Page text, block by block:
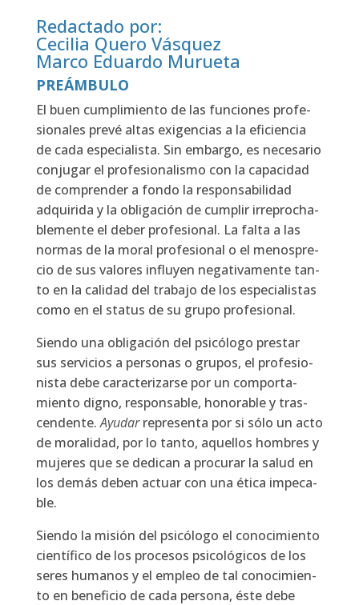
Redactado por:
Cecilia Quero Vásquez
Marco Eduardo Murueta
PREÁMBULO
El buen cum­pli­mien­to de las fun­cio­nes pro­fe­
sio­na­les pre­vé altas exi­gen­cias a la efi­cien­cia
de cada espe­cia­lis­ta. Sin embar­go, es nece­sa­rio
con­ju­gar el pro­fe­sio­na­lis­mo con la capa­ci­dad
de com­pren­der a fon­do la res­pon­sa­bi­li­dad
adqui­ri­da y la obli­ga­ción de cum­plir irre­pro­cha­
ble­men­te el deber pro­fe­sio­nal. La fal­ta a las
nor­mas de la moral pro­fe­sio­nal o el menos­pre­
cio de sus valo­res influ­yen nega­ti­va­men­te tan­
to en la cali­dad del tra­ba­jo de los espe­cia­lis­tas
como en el sta­tus de su gru­po pro­fe­sio­nal.
Sien­do una obli­ga­ción del psi­có­lo­go pres­tar
sus ser­vi­cios a per­so­nas o gru­pos, el pro­fe­sio­
nis­ta debe carac­te­ri­zar­se por un com­por­ta­
mien­to digno, res­pon­sa­ble, hono­ra­ble y tras­
cen­den­te.Ayu­darrepre­sen­ta por si sólo un acto
de mora­li­dad, por lo tan­to, aque­llos hom­bres y
muje­res que se dedi­can a pro­cu­rar la salud en
los demás deben actuar con una éti­ca impe­ca­
ble.
Sien­do la misión del psi­có­lo­go el cono­ci­mien­to
cien­tí­fi­co de los pro­ce­sos psi­co­ló­gi­cos de los
seres huma­nos y el empleo de tal cono­ci­mien­
to en bene­fi­cio de cada per­so­na, éste debe